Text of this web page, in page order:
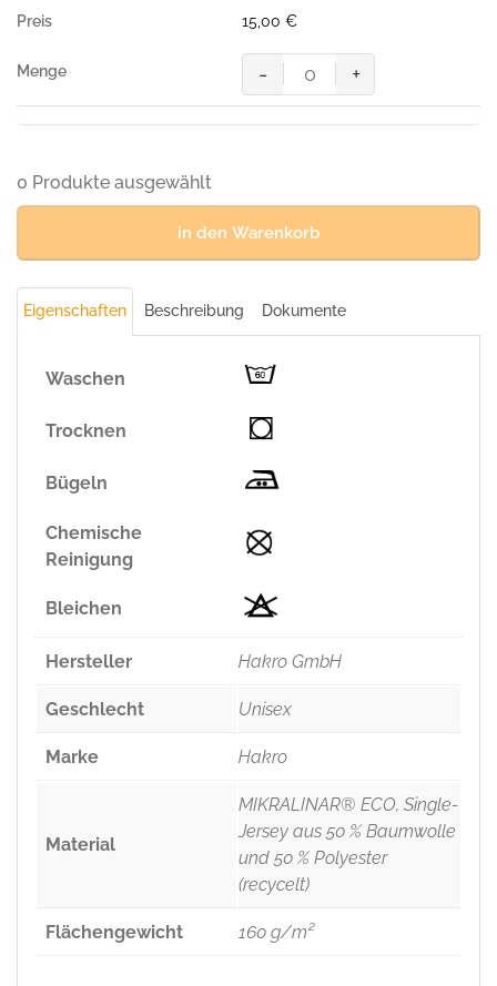
Menge
15,00 €
HAKRO
T-
Shirt
royalblau
- +
0 Produkte ausgewählt
in den Warenkorb
Eigenschaften Beschreibung Dokumente
Waschen
Trocknen
Bügeln
Chemische
Reinigung
Bleichen
Hersteller Hakro GmbH
Geschlecht Unisex
Marke Hakro
Material
MIKRALINAR® ECO, Single-
Jersey aus 50 % Baumwolle
und 50 % Polyester
(recycelt)
Flächengewicht 160 g/m²